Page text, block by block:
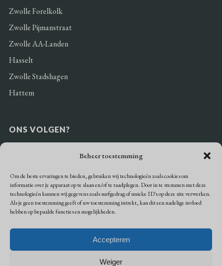
Beheer toestemming
Om de beste ervaringen te bieden, gebruiken wij technologieën zoals cookies om
informatie over je apparaat op te slaan en/of te raadplegen. Door in te stemmen met deze
technologieën kunnen wij gegevens zoals surfgedrag of unieke ID's op deze site verwerken.
Als je geen toestemming geeft of uw toestemming intrekt, kan dit een nadelige invloed
hebben op bepaalde functies en mogelijkheden.
Accepteren
Weiger
Zwolle Forelkolk
Zwolle Pijmanstraat
Zwolle AA-Landen
Hasselt
Zwolle Stadshagen
Hattem
ONS VOLGEN?
BETAALMOGELIJKHEDEN